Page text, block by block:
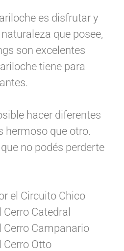
es disfrutar y
que posee,
son excelentes
tiene para
hacer diferentes
hermoso que otro.
no podés perderte
el Circuito Chico
Catedral
Cerro Campanario
Cerro Otto